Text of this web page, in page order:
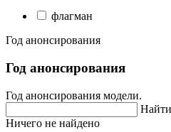
флагман
Год анонсирования
Год анонсирования
Год анонсирования модели.
Найти
Ничего не найдено